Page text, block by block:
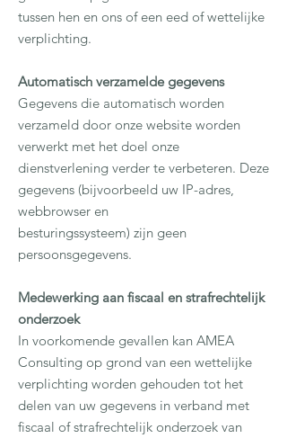
tussen hen en ons of een eed of wettelijke
verplichting.
Automatisch verzamelde gegevens
Gegevens die automatisch worden
verzameld door onze website worden
verwerkt met het doel onze
dienstverlening verder te verbeteren. Deze
gegevens (bijvoorbeeld uw IP-adres,
webbrowser en
besturingssysteem) zijn geen
persoonsgegevens.
Medewerking aan fiscaal en strafrechtelijk
onderzoek
In voorkomende gevallen kan AMEA
Consulting op grond van een wettelijke
verplichting worden gehouden tot het
delen van uw gegevens in verband met
fiscaal of strafrechtelijk onderzoek van